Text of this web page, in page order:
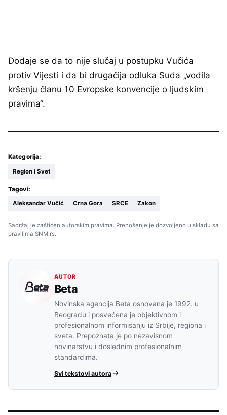
Dodaje se da to nije slučaj u postupku Vučića
protiv Vijesti i da bi drugačija odluka Suda „vodila
kršenju članu 10 Evropske konvencije o ljudskim
pravima“.
Kategorija:
Region i Svet
Tagovi:
Aleksandar Vučić Crna Gora SRCE Zakon
Sadržaj je zaštićen autorskim pravima. Prenošenje je dozvoljeno u skladu sa
pravilima SNM.rs.
AUTOR
Beta
Novinska agencija Beta osnovana je 1992. u
Beogradu i posvećena je objektivnom i
profesionalnom informisanju iz Srbije, regiona i
sveta. Prepoznata je po nezavisnom
novinarstvu i doslednim profesionalnim
standardima.
Svi tekstovi autora